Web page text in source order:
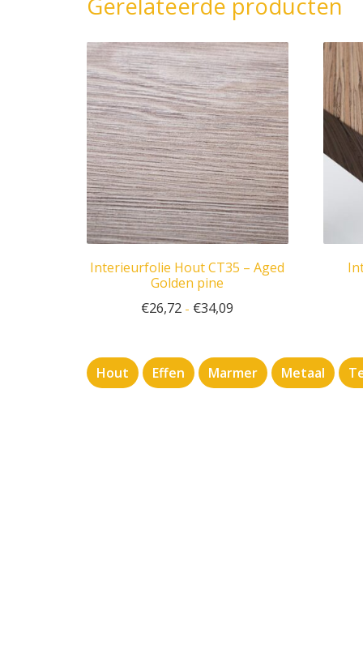
Gerelateerde producten
Interieurfolie Hout CT35 – Aged
Golden pine
€26,72 - €34,09
Hout Effen Marmer Metaal